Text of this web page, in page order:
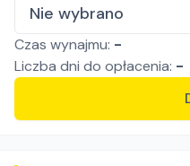
Nie wybrano
Czas wynajmu: -
Liczba dni do opłacenia: -